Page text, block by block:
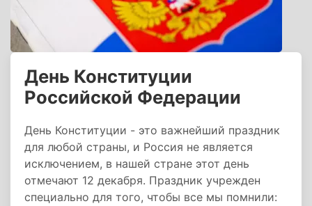
День Конституции
Российской Федерации
День Конституции - это важнейший праздник
для любой страны, и Россия не является
исключением, в нашей стране этот день
отмечают 12 декабря. Праздник учрежден
специально для того, чтобы все мы помнили: